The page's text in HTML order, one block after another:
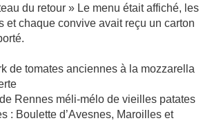
du retour » Le menu était affiché, les
et chaque convive avait reçu un carton
de tomates anciennes à la mozzarella
méli-mélo de vieilles patates
d’Avesnes, Maroilles et